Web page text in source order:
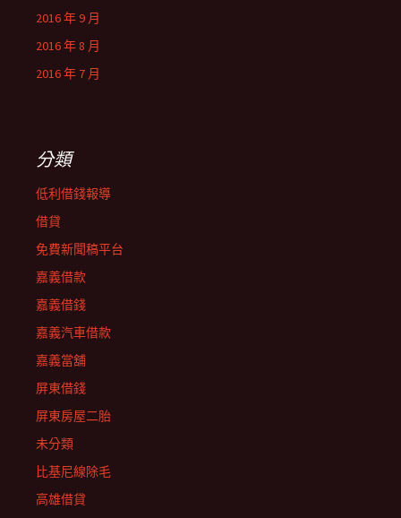
2016 年 9 月
2016 年 8 月
2016 年 7 月
分類
低利借錢報導
借貸
免費新聞稿平台
嘉義借款
嘉義借錢
嘉義汽車借款
嘉義當舖
屏東借錢
屏東房屋二胎
未分類
比基尼線除毛
高雄借貸